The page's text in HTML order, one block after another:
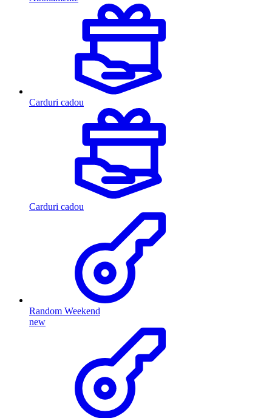
Carduri cadou
Carduri cadou
Random Weekend
new